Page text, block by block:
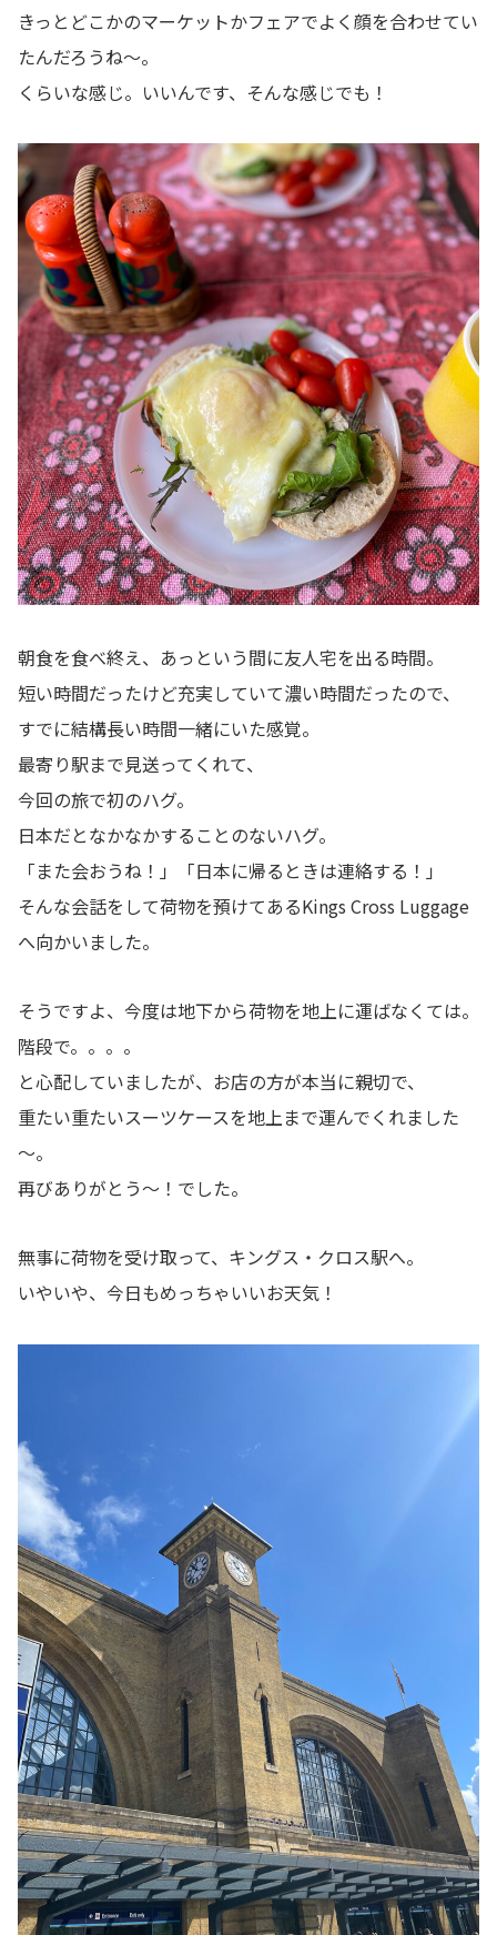
きっとどこかのマーケットかフェアでよく顔を合わせてい
たんだろうね～。
くらいな感じ。いいんです、そんな感じでも！
朝食を食べ終え、あっという間に友人宅を出る時間。
短い時間だったけど充実していて濃い時間だったので、
すでに結構長い時間一緒にいた感覚。
最寄り駅まで見送ってくれて、
今回の旅で初のハグ。
日本だとなかなかすることのないハグ。
「また会おうね！」「日本に帰るときは連絡する！」
そんな会話をして荷物を預けてあるKings Cross Luggage
へ向かいました。
そうですよ、今度は地下から荷物を地上に運ばなくては。
階段で。。。。
と心配していましたが、お店の方が本当に親切で、
重たい重たいスーツケースを地上まで運んでくれました
～。
再びありがとう～！でした。
無事に荷物を受け取って、キングス・クロス駅へ。
いやいや、今日もめっちゃいいお天気！